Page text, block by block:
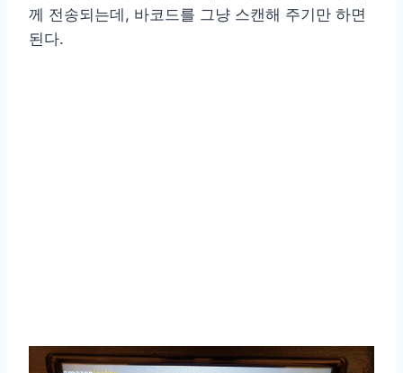
께 전송되는데, 바코드를 그냥 스캔해 주기만 하면
된다.